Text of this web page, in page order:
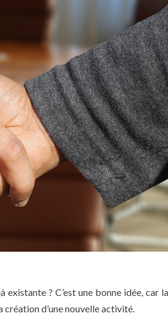
? C’est une bonne idée, car la
d’une nouvelle activité.